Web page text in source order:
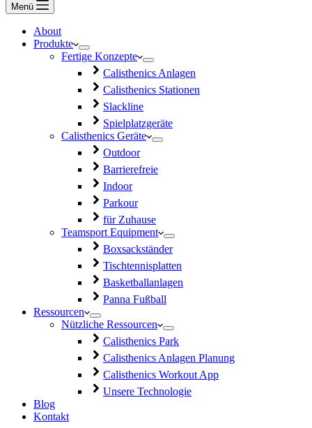
Menü
About
Produkte
Fertige Konzepte
Calisthenics Anlagen
Calisthenics Stationen
Slackline
Spielplatzgeräte
Calisthenics Geräte
Outdoor
Barrierefreie
Indoor
Parkour
für Zuhause
Teamsport Equipment
Boxsackständer
Tischtennisplatten
Basketballanlagen
Panna Fußball
Ressourcen
Nützliche Ressourcen
Calisthenics Park
Calisthenics Anlagen Planung
Calisthenics Workout App
Unsere Technologie
Blog
Kontakt